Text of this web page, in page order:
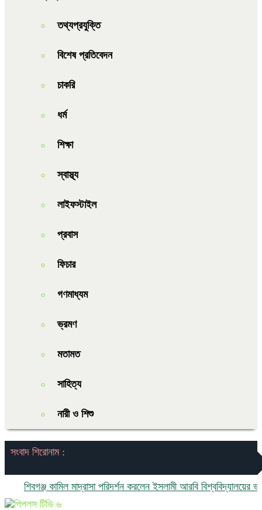
তথ্যপ্রযুক্তি
বিশেষ প্রতিবেদন
চাকরি
ধর্ম
শিক্ষা
স্বাস্থ্য
লাইফস্টাইল
প্রবাস
ফিচার
গণমাধ্যম
ভ্রমণ
মতামত
সাহিত্য
নারী ও শিশু
সংবাদ শিরোনাম :
শিবগঞ্জ কামিল মাদ্রাসা পরিদর্শন করলেন ইসলামী আরবি বিশ্ববিদ্যালয়ের